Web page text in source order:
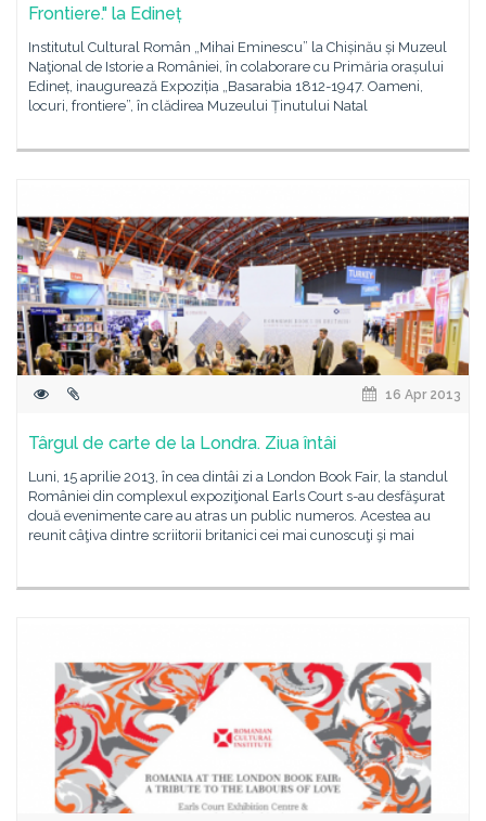
Frontiere." la Edineț
Institutul Cultural Român „Mihai Eminescu” la Chișinău și Muzeul
Naţional de Istorie a României, în colaborare cu Primăria orașului
Edineț, inaugurează Expoziția „Basarabia 1812-1947. Oameni,
locuri, frontiere”, în clădirea Muzeului Ținutului Natal
16 Apr 2013
Târgul de carte de la Londra. Ziua întâi
Luni, 15 aprilie 2013, în cea dintâi zi a London Book Fair, la standul
României din complexul expoziţional Earls Court s-au desfăşurat
două evenimente care au atras un public numeros. Acestea au
reunit câţiva dintre scriitorii britanici cei mai cunoscuţi şi mai